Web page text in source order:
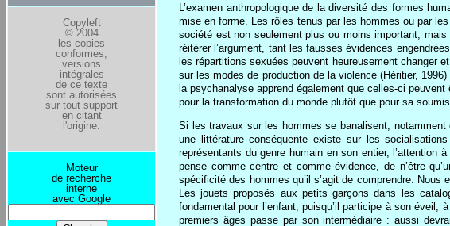
Copyleft
© 2004
les copies
conformes,
versions
intégrales
de ce texte
sont autorisées
sur tout support
en citant
l'origine.
Moteur
de recherche
interne
avec Google
L’examen anthropologique de la diversité des formes
mise en forme. Les rôles tenus par les hommes ou par
société est non seulement plus ou moins important,
réitérer l’argument, tant les fausses évidences
les répartitions sexuées peuvent heureusement changer
sur les modes de production de la violence (Héritier,
la psychanalyse apprend également que celles-ci
pour la transformation du monde plutôt que pour sa
Si les travaux sur les hommes se banalisent,
une littérature conséquente existe sur les
représentants du genre humain en son entier, l’attention
pense comme centre et comme évidence, de n’être
spécificité des hommes qu’il s’agit de comprendre.
Les jouets proposés aux petits garçons dans les
fondamental pour l’enfant, puisqu’il participe à son
premiers âges passe par son intermédiaire : aussi